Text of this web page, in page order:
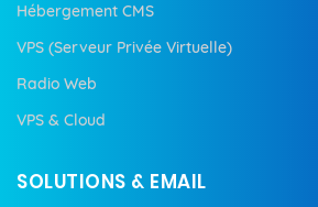
Hébergement CMS
VPS (Serveur Privée Virtuelle)
Radio Web
VPS & Cloud
SOLUTIONS & EMAIL